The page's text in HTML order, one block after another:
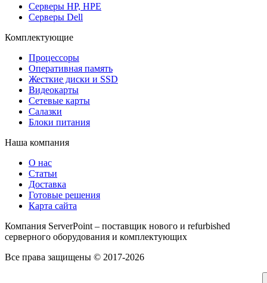
Серверы HP, HPE
Серверы Dell
Комплектующие
Процессоры
Оперативная память
Жесткие диски и SSD
Видеокарты
Сетевые карты
Салазки
Блоки питания
Наша компания
О нас
Статьи
Доставка
Готовые решения
Карта сайта
Компания ServerPoint – поставщик нового и refurbished
серверного оборудования и комплектующих
Все права защищены © 2017-2026